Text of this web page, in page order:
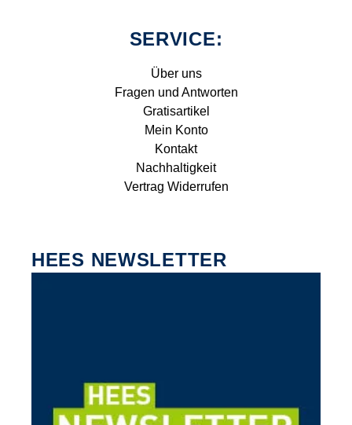
SERVICE:
Über uns
Fragen und Antworten
Gratisartikel
Mein Konto
Kontakt
Nachhaltigkeit
Vertrag Widerrufen
HEES NEWSLETTER